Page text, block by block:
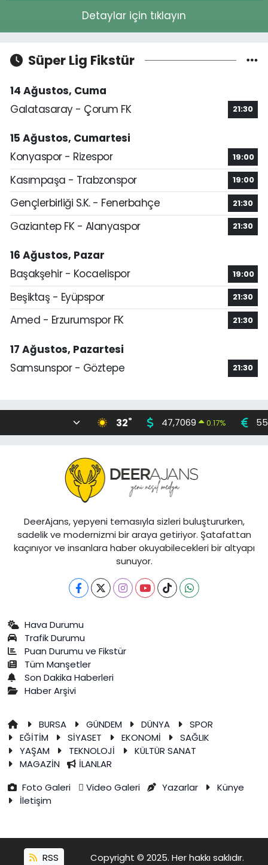
Detaylar için tıklayın
Süper Lig Fikstür
14 Ağustos, Cuma
Galatasaray - Çorum FK
21:30
15 Ağustos, Cumartesi
Konyaspor - Rizespor
19:00
Kasımpaşa - Trabzonspor 19:00
Gençlerbirliği S.K. - Fenerbahçe 21:30
Gaziantep FK - Alanyaspor 21:30
16 Ağustos, Pazar
Başakşehir - Kocaelispor
19:00
Beşiktaş - Eyüpspor 21:30
Amed - Erzurumspor FK 21:30
17 Ağustos, Pazartesi
Samsunspor - Göztepe
21:30
32° 47,7069 0.17%
DeerAjans, yepyeni temasıyla sizleri buluştururken,
sadelik ve modernizmi bir araya getiriyor. Şatafattan
kaçınıyor ve insanlara haber okuyabilecekleri bir altyapı
sunuyor.
Hava Durumu
Trafik Durumu
Puan Durumu ve Fikstür
Tüm Manşetler
Son Dakika Haberleri
Haber Arşivi
BURSA GÜNDEM DÜNYA
SPOR
EĞİTİM
SİYASET EKONOMİ
SAĞLIK
YAŞAM
TEKNOLOJİ
KÜLTÜR SANAT
MAGAZİN
İLANLAR
Foto Galeri
Video Galeri Yazarlar
Künye
İletişim
RSS Copyright © 2025. Her hakkı saklıdır.